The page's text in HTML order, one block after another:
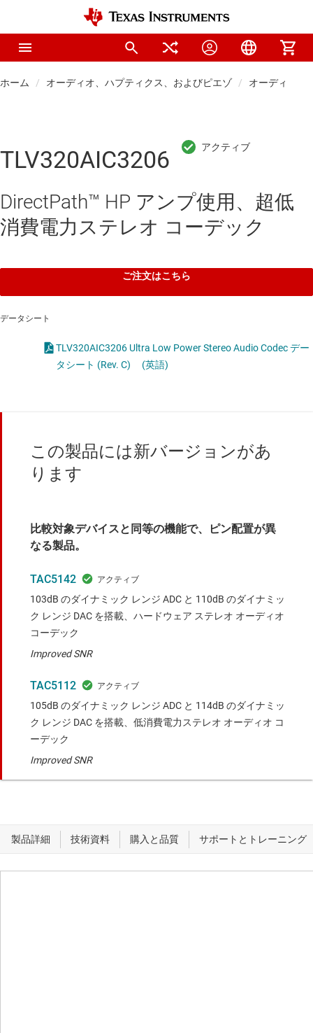
ホーム オーディオ、ハプティクス、およびピエゾ オーディオ コ
TLV320AIC3206
DirectPath™ HP アンプ使用、超低
消費電力ステレオ コーデック
ご注文はこちら
データシート
TLV320AIC3206 Ultra Low Power Stereo Audio Codec デー
タシート (Rev. C)
(英語)
この製品には新バージョンがあ
ります
比較対象デバイスと同等の機能で、ピン配置が異
なる製品。
TAC5142
103dB のダイナミック レンジ ADC と 110dB のダイナミッ
ク レンジ DAC を搭載、ハードウェア ステレオ オーディオ
コーデック
Improved SNR
TAC5112
105dB のダイナミック レンジ ADC と 114dB のダイナミッ
ク レンジ DAC を搭載、低消費電力ステレオ オーディオ コ
ーデック
Improved SNR